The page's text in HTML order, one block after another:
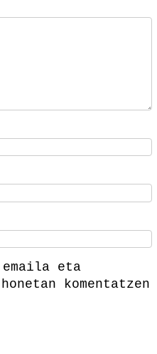
eta
komentatzen